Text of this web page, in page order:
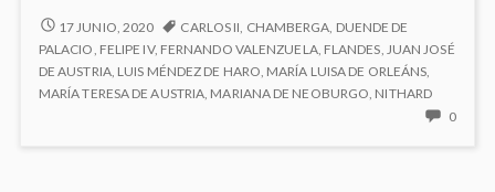
de
Austria
5.2
MARIANA
DE
AUSTRIA
17 JUNIO, 2020 CARLOS II CHAMBERGA DUENDE DE
PALACIO FELIPE IV, FERNANDO VALENZUELA, FLANDES JUAN JOSÉ
DE AUSTRIA, LUIS MÉNDEZ DE HARO MARÍA LUISA DE ORLEÁNS
MARÍA TERESA DE AUSTRIA MARIANA DE NEOBURGO NITHARD
0NO